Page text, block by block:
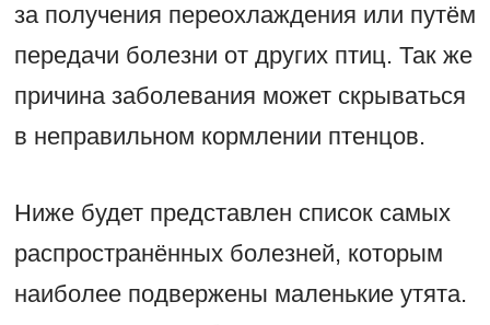
за получения переохлаждения или путём
передачи болезни от других птиц. Так же
причина заболевания может скрываться
в неправильном кормлении птенцов.
Ниже будет представлен список самых
распространённых болезней, которым
наиболее подвержены маленькие утята.